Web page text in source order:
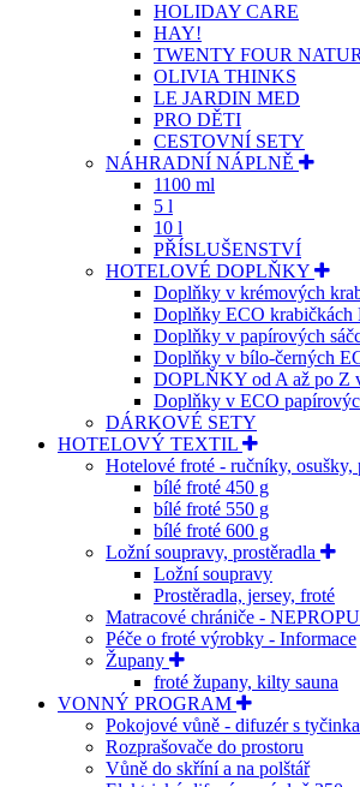
HOLIDAY CARE
HAY!
TWENTY FOUR
OLIVIA THINKS
LE JARDIN MED
PRO DĚTI
CESTOVNÍ SETY
NÁHRADNÍ NÁPLNĚ
1100 ml
5 l
10 l
PŘÍSLUŠENSTVÍ
HOTELOVÉ DOPLŇKY
Doplňky v krémových
Doplňky ECO krabičkách
Doplňky v papírových
Doplňky v bílo-černých
DOPLŇKY od A až po Z
Doplňky v ECO
DÁRKOVÉ SETY
HOTELOVÝ TEXTIL
Hotelové froté - ručníky, osušky,
bílé froté 450 g
bílé froté 550 g
bílé froté 600 g
Ložní soupravy, prostěradla
Ložní soupravy
Prostěradla, jersey, froté
Matracové chrániče -
Péče o froté výrobky - Informace
Župany
froté župany, kilty sauna
VONNÝ PROGRAM
Pokojové vůně - difuzér s
Rozprašovače do prostoru
Vůně do skříní a na polštář